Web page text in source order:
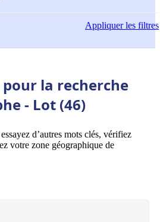
Appliquerles filtres
la recherche
- Lot (46)
d’autres mots clés, vérifiez
votre zone géographique de